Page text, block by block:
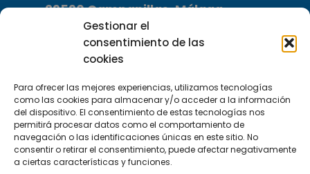
Gestionar el
consentimiento de las
cookies
Para ofrecer las mejores experiencias, utilizamos tecnologías
como las cookies para almacenar y/o acceder a la información
del dispositivo. El consentimiento de estas tecnologías nos
permitirá procesar datos como el comportamiento de
navegación o las identificaciones únicas en este sitio. No
consentir o retirar el consentimiento, puede afectar negativamente
a ciertas características y funciones.
29590 Campanillas, Málaga
Suscríbete a nuestra Newsletter
SUSCRÍBETE AQUÍ